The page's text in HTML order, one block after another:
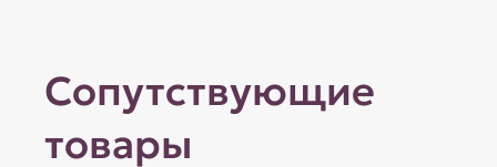
Сопутствующие
товары